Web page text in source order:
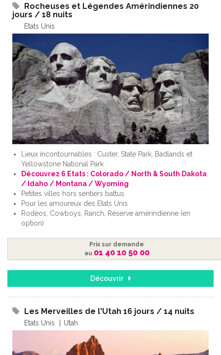
Rocheuses et Légendes Amérindiennes 20
jours / 18 nuits
Etats Unis
Lieux incontournables : Custer, State Park, Badlands et
Yellowstone National Park
Découvrez 6 Etats : Colorado / North & South Dakota
/ Idaho / Montana / Wyoming
Petites villes hors sentiers battus
Pour les amoureux des Etats Unis
Rodéos, Cowboys, Ranch, Réserve amérindienne (en
option)
Prix sur demande
au 01 40 10 50 00
Découvrir
Les Merveilles de l'Utah 16 jours / 14 nuits
Etats Unis Utah